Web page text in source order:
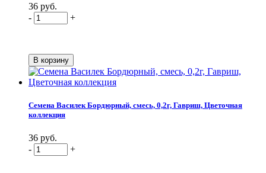
36 руб.
-
+
Семена Василек Бордюрный, смесь, 0,2г, Гавриш, Цветочная
коллекция
36 руб.
-
+